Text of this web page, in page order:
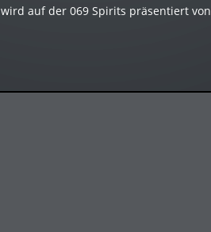
wird auf der 069 Spirits präsentiert von